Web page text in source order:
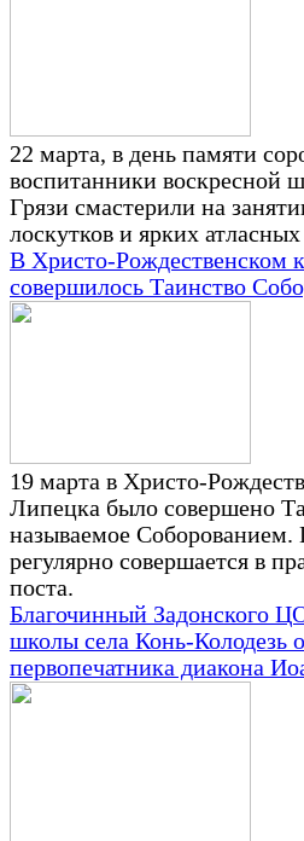
22 марта, в день памяти
воспитанники воскресной
Грязи смастерили на
лоскутков и ярких атласных
В Христо-Рождественском
совершилось Таинство
19 марта в Христо-
Липецка было совершено
называемое Соборованием.
регулярно совершается в
поста.
Благочинный Задонского
школы села Конь-Колодезь
первопечатника диакона